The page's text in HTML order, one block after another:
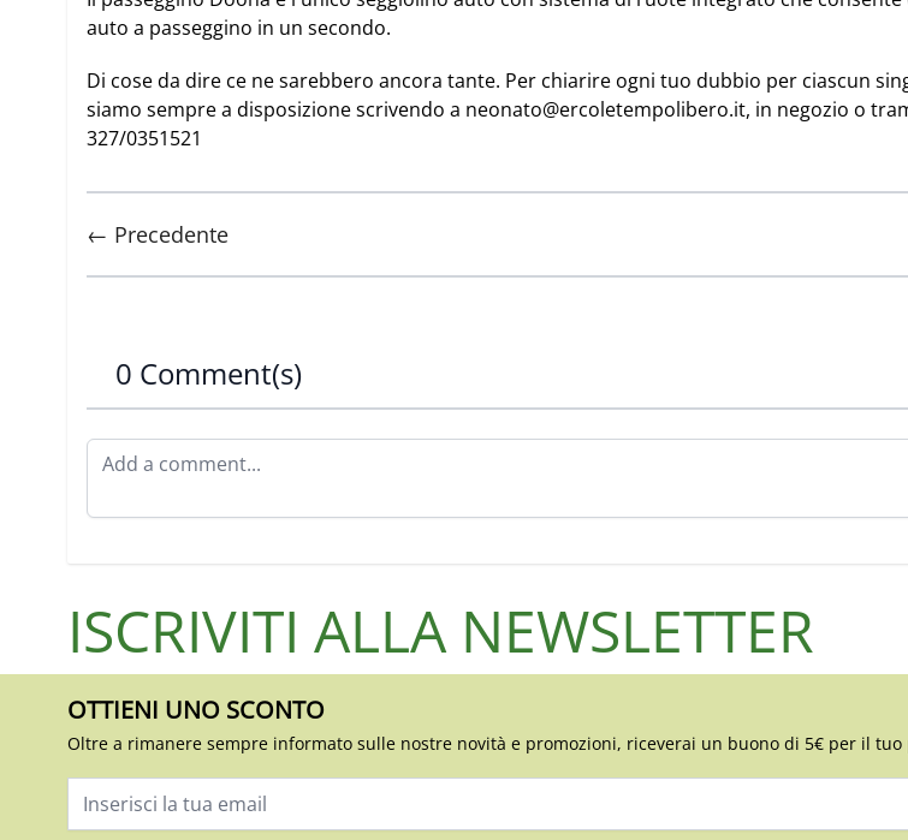
auto a passeggino in un secondo.
Di cose da dire ce ne sarebbero ancora tante. Per chiarire ogni tuo dubbio per ciascun
siamo sempre a disposizione scrivendo a neonato@ercoletempolibero.it, in negozio o
327/0351521
← Precedente
0 Comment(s)
ISCRIVITI ALLA NEWSLETTER
OTTIENI UNO SCONTO
Oltre a rimanere sempre informato sulle nostre novità e promozioni, riceverai un buono di 5€ per il
Indirizzo email